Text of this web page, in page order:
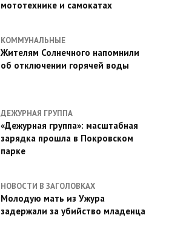
мототехнике и самокатах
КОММУНАЛЬНЫЕ
Жителям Солнечного напомнили
об отключении горячей воды
ДЕЖУРНАЯ ГРУППА
«Дежурная группа»: масштабная
зарядка прошла в Покровском
парке
НОВОСТИ В ЗАГОЛОВКАХ
Молодую мать из Ужура
задержали за убийство младенца